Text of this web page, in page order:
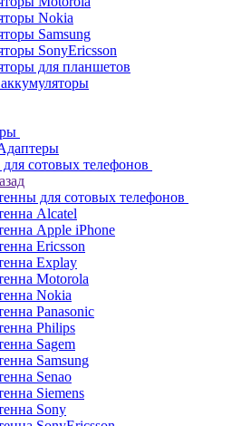
Nokia
Samsung
SonyEricsson
для планшетов
сотовых телефонов
для сотовых телефонов
Alcatel
Apple iPhone
Ericsson
Explay
Motorola
Nokia
Panasonic
Philips
Sagem
Samsung
Senao
Siemens
Sony